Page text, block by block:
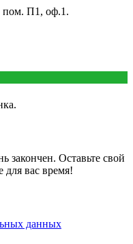
пом. П1, оф.1.
закончен. Оставьте свой
для вас время!
данных